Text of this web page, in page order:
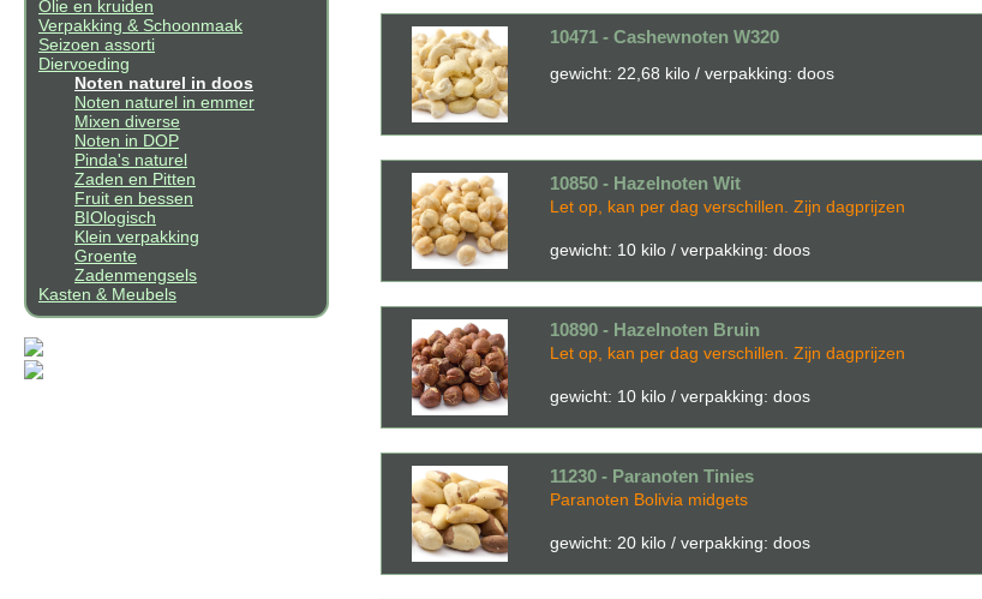
Olie en kruiden
Verpakking & Schoonmaak
Seizoen assorti
Diervoeding
Noten naturel in doos
Noten naturel in emmer
Mixen diverse
Noten in DOP
Pinda's naturel
Zaden en Pitten
Fruit en bessen
BIOlogisch
Klein verpakking
Groente
Zadenmengsels
Kasten & Meubels
10471 - Cashewnoten W320
gewicht: 22,68 kilo / verpakking: doos
10850 - Hazelnoten Wit
Let op, kan per dag verschillen. Zijn dagprijzen
gewicht: 10 kilo / verpakking: doos
10890 - Hazelnoten Bruin
Let op, kan per dag verschillen. Zijn dagprijzen
gewicht: 10 kilo / verpakking: doos
11230 - Paranoten Tinies
Paranoten Bolivia midgets
gewicht: 20 kilo / verpakking: doos